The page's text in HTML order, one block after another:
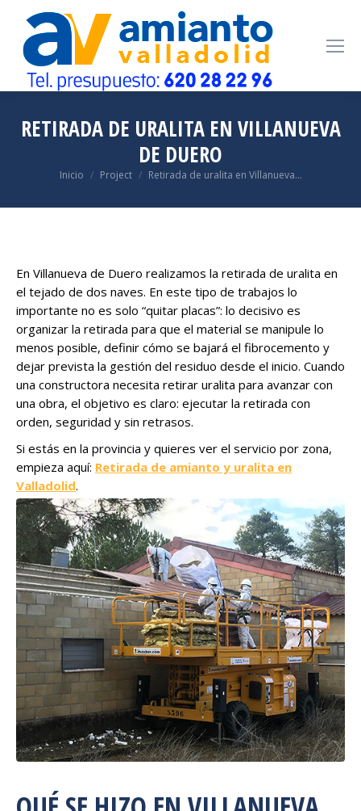
RETIRADA DE URALITA EN VILLANUEVA
DE DUERO
Estás aquí:
Inicio Project Retirada de uralita en Villanueva…
En Villanueva de Duero realizamos la retirada de uralita en
el tejado de dos naves. En este tipo de trabajos lo
importante no es solo “quitar placas”: lo decisivo es
organizar la retirada para que el material se manipule lo
menos posible, definir cómo se bajará el fibrocemento y
dejar prevista la gestión del residuo desde el inicio. Cuando
una constructora necesita retirar uralita para avanzar con
una obra, el objetivo es claro: ejecutar la retirada con
orden, seguridad y sin retrasos.
Si estás en la provincia y quieres ver el servicio por zona,
empieza aquí: Retirada de amianto y uralita en
Valladolid.
Si lo que tienes es una cubierta/tejado, esta es la página
más directa:Retirada de uralita con amianto en
tejados .